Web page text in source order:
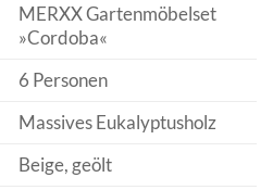
MERXX Gartenmöbelset
»Cordoba«
6 Personen
Massives Eukalyptusholz
Beige, geölt